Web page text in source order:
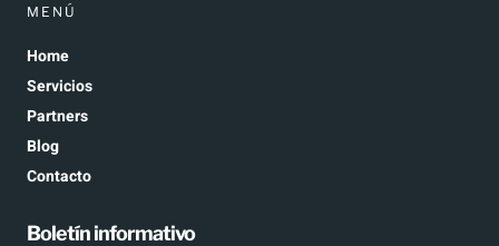
MENÚ
Home
Servicios
Partners
Blog
Contacto
Boletín informativo